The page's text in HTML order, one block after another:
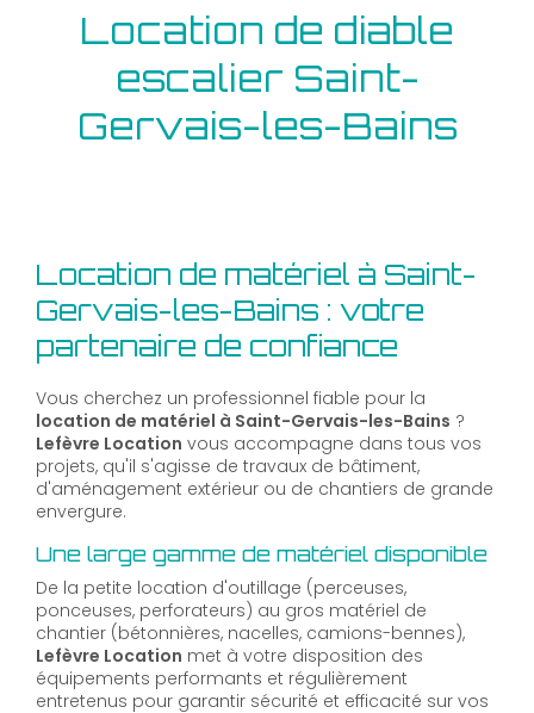
Location de diable
escalier Saint-
Gervais-les-Bains
Location de matériel à Saint-
Gervais-les-Bains : votre
partenaire de confiance
Vous cherchez un professionnel fiable pour la
location de matériel à Saint-Gervais-les-Bains ?
Lefèvre Location vous accompagne dans tous vos
projets, qu'il s'agisse de travaux de bâtiment,
d'aménagement extérieur ou de chantiers de grande
envergure.
Une large gamme de matériel disponible
De la petite location d'outillage (perceuses,
ponceuses, perforateurs) au gros matériel de
chantier (bétonnières, nacelles, camions-bennes),
Lefèvre Location met à votre disposition des
équipements performants et régulièrement
entretenus pour garantir sécurité et efficacité sur vos